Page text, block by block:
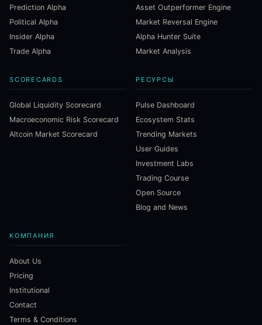
Prediction Alpha
Political Alpha
Insider Alpha
Trade Alpha
Asset Outperformer Engine
Market Reversal Engine
Alpha Hunter Suite
Market Analysis
SCORECARDS
Global Liquidity Scorecard
Macroeconomic Risk Scorecard
Altcoin Market Scorecard
РЕСУРСЫ
Pulse Dashboard
Ecosystem Stats
Trending Markets
User Guides
Investment Labs
Trading Course
Open Source
Blog and News
КОМПАНИЯ
About Us
Pricing
Institutional
Contact
Terms & Conditions